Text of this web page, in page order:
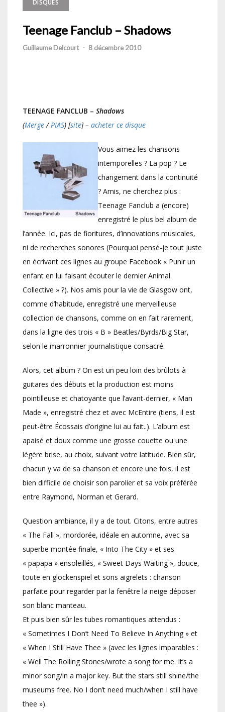
DISQUES
Teenage Fanclub – Shadows
Guillaume Delcourt - 8 décembre 2010
TEENAGE FANCLUB – Shadows
(Merge/PIAS) [site] – acheter ce disque
Vous aimez les chansons
intemporelles ? La pop ? Le
changement dans la continuité
? Amis, ne cherchez plus :
Teenage Fanclub a (encore)
enregistré le plus bel album de
l’année. Ici, pas de fioritures, d’innovations musicales,
ni de recherches sonores (Pourquoi pensé-je tout juste
en écrivant ces lignes au groupe Facebook « Punir un
enfant en lui faisant écouter le dernier Animal
Collective » ?). Nos amis pour la vie de Glasgow ont,
comme d’habitude, enregistré une merveilleuse
collection de chansons, comme on en fait rarement,
dans la ligne des trois « B » Beatles/Byrds/Big Star,
selon le marronnier journalistique consacré.
Alors, cet album ? On est un peu loin des brûlots à
guitares des débuts et la production est moins
pointilleuse et chatoyante que l’avant-dernier, « Man
Made », enregistré chez et avec McEntire (tiens, il est
peut-être Écossais d’origine lui au fait..). L’album est
apaisé et doux comme une grosse couette ou une
légère brise, au choix, suivant votre latitude. Bien sûr,
chacun y va de sa chanson et encore une fois, il est
bien difficile de choisir son parolier et sa voix préférée
entre Raymond, Norman et Gerard.
Question ambiance, il y a de tout. Citons, entre autres
« The Fall », mordorée, idéale en automne, avec sa
superbe montée finale, « Into The City » et ses
« papapa » ensoleillés, « Sweet Days Waiting », douce,
toute en glockenspiel et sons aigrelets : chanson
parfaite pour regarder par la fenêtre la neige déposer
son blanc manteau.
Et puis bien sûr les tubes romantiques attendus :
« Sometimes I Don’t Need To Believe In Anything » et
« When I Still Have Thee » (avec les lignes imparables :
« Well The Rolling Stones/wrote a song for me. It’s a
minor song/in a major key. But the stars still shine/the
museums free. No I don’t need much/when I still have
thee »).